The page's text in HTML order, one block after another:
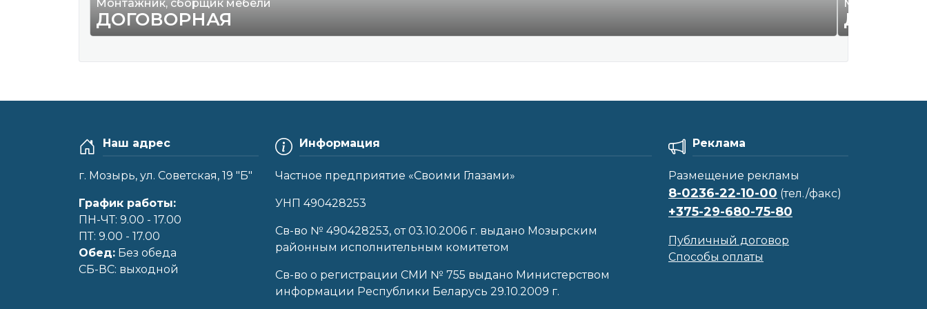
Монтажник, сборщик мебели
ДОГОВОРНАЯ
Монтажник,
Наш адрес
г. Мозырь, ул. Советская, 19 "Б"
График работы:
ПН-ЧТ: 9.00 - 17.00
ПТ: 9.00 - 17.00
Обед: Без обеда
CБ-ВС: выходной
Информация
Частное предприятие «Своими Глазами»
УНП 490428253
Cв-во № 490428253, от 03.10.2006 г. выдано Мозырским
районным исполнительным комитетом
Св-во о регистрации СМИ № 755 выдано Министерством
информации Республики Беларусь 29.10.2009 г.
Реклама
Размещение рекламы
8-0236-22-10-00 (тел./факс)
+375-29-680-75-80
Публичный договор
Способы оплаты